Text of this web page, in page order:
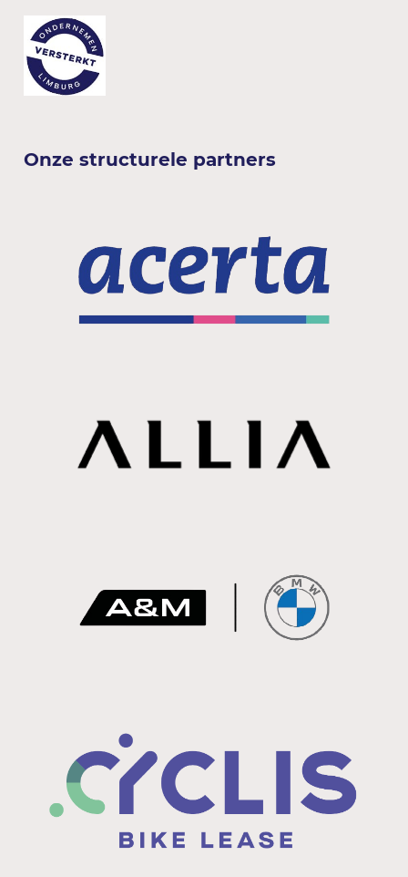
Onze structurele partners